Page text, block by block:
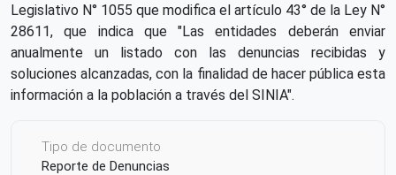
Legislativo N° 1055 que modifica el artículo 43° de la Ley N°
28611, que indica que "Las entidades deberán enviar
anualmente un listado con las denuncias recibidas y
soluciones alcanzadas, con la finalidad de hacer pública esta
información a la población a través del SINIA".
Tipo de documento
Reporte de Denuncias